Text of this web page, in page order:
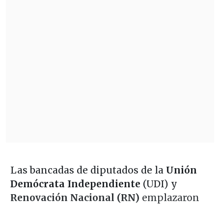
Las bancadas de diputados de la Unión
Demócrata Independiente (UDI) y
Renovación Nacional (RN) emplazaron